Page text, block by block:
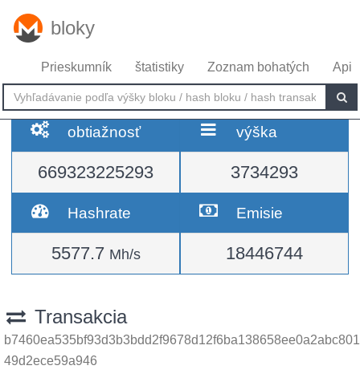
bloky
Prieskumník štatistiky Zoznam bohatých Api
obtiažnosť
669323225293
výška
3734293
Hashrate
5577.7 Mh/s
Emisie
18446744
Transakcia
b7460ea535bf93d3b3bdd2f9678d12f6ba138658ee0a2abc801
49d2ece59a946